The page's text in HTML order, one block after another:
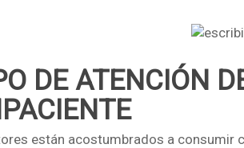
DE ATENCIÓN
están acostumbrados a